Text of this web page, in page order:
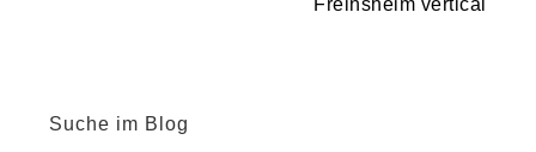
Freinsheim vertical
Suche im Blog